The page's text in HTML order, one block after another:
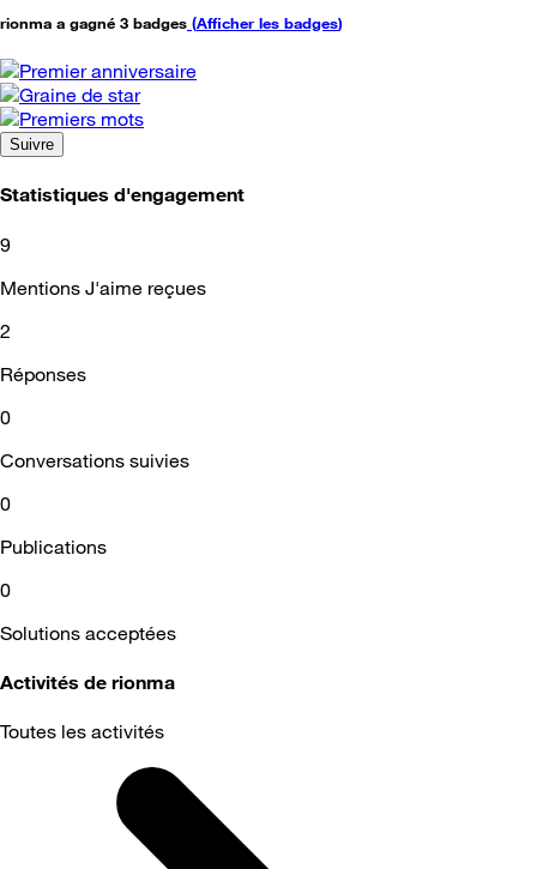
rionma a gagné 3 badges (Afficher les badges)
Suivre
Statistiques d'engagement
9
Mentions J'aime reçues
2
Réponses
0
Conversations suivies
0
Publications
0
Solutions acceptées
Activités de rionma
Toutes les activités